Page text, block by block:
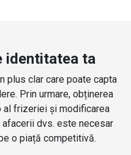
identitatea ta
plus clar care poate capta
Prin urmare, obținerea
al frizeriei și modificarea
dvs. este necesar
o piață competitivă.